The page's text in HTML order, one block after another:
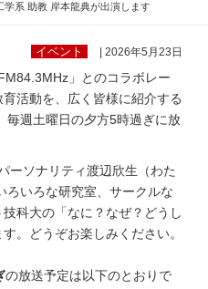
系 助教 岸本龍典が出演します
イベント | 2026年5月23日
」とのコラボレー
活動を、広く皆様に紹介する
毎週土曜日の夕方5時過ぎに放
ーソナリティ渡辺欣生（わた
ろいろな研究室、サークルな
科大の「なに？なぜ？どうし
。どうぞお楽しみください。
の放送予定は以下のとおりで